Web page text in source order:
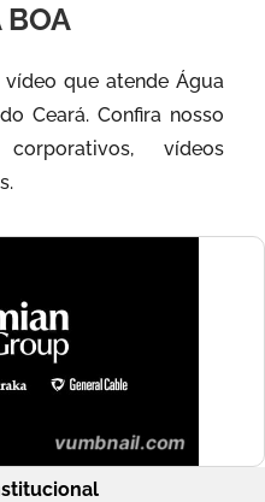
BOA
que atende Água
Ceará. Confira nosso
vídeos